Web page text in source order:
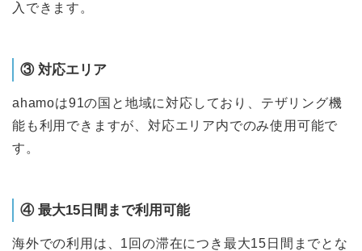
入できます。
③ 対応エリア
ahamoは91の国と地域に対応しており、テザリング機
能も利用できますが、対応エリア内でのみ使用可能で
す。
④ 最大15日間まで利用可能
海外での利用は、1回の滞在につき最大15日間までとな